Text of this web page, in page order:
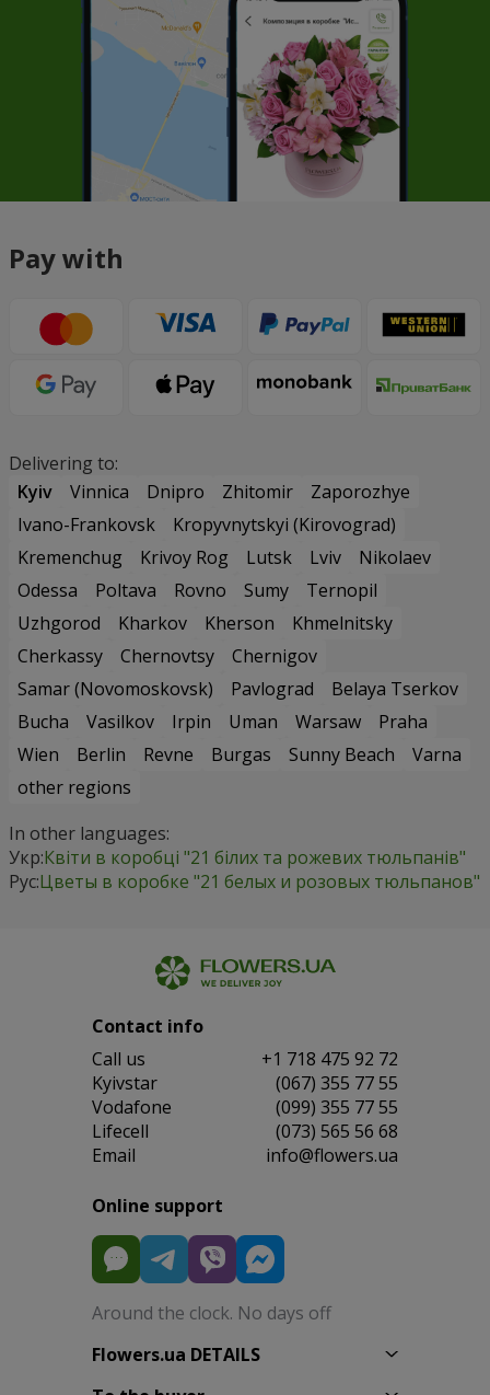
Pay with
Delivering to:
Kyiv
Vinnica Dnipro Zhitomir
Zaporozhye
Ivano-Frankovsk
Kropyvnytskyi (Kirovograd)
Kremenchug
Krivoy Rog Lutsk Lviv
Nikolaev
Odessa
Poltava Rovno Sumy
Ternopil
Uzhgorod
Kharkov Kherson
Khmelnitsky
Cherkassy
Chernovtsy
Chernigov
Samar (Novomoskovsk)
Pavlograd
Belaya Tserkov
Bucha
Vasilkov Irpin Uman Warsaw
Praha
Wien
Berlin Revne Burgas Sunny Beach
Varna
other regions
In other languages:
Укр:Квіти в коробці "21 білих та рожевих тюльпанів"
Рус:Цветы в коробке "21 белых и розовых тюльпанов"
Contact info
Сall us
+1 718 475 92 72
Kyivstar
(067) 355 77 55
Vodafone
(099) 355 77 55
Lifecell
(073) 565 56 68
Email
info@flowers.ua
Online support
Around the clock. No days off
Flowers.ua DETAILS